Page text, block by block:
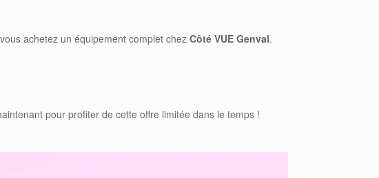
achetez un équipement complet chez Côté VUE Genval.
pour profiter de cette offre limitée dans le temps !